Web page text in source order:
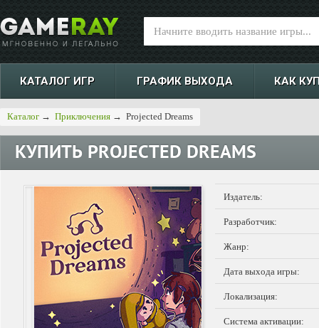
КАТАЛОГ ИГР ГРАФИК ВЫХОДА КАК
Каталог → Приключения → Projected Dreams
КУПИТЬ PROJECTED DREAMS
Издатель:
Разработчик:
Жанр:
Дата выхода игры:
Локализация:
Система активации: